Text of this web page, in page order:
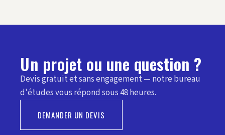
Un projet ou une question ?
Devis gratuit et sans engagement — notre bureau
d'études vous répond sous 48 heures.
DEMANDER UN DEVIS